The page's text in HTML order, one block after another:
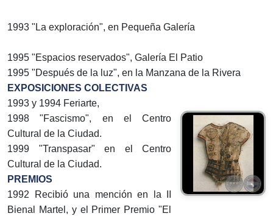
1993 "La exploración", en Pequeña Galería
1995 "Espacios reservados", Galería El Patio
1995 "Después de la luz", en la Manzana de la Rivera
EXPOSICIONES COLECTIVAS
1993 y 1994 Feriarte,
1998 "Fascismo", en el Centro
Cultural de la Ciudad.
1999 "Transpasar" en el Centro
Cultural de la Ciudad.
PREMIOS
1992 Recibió una mención en la II
Bienal Martel, y el Primer Premio "El